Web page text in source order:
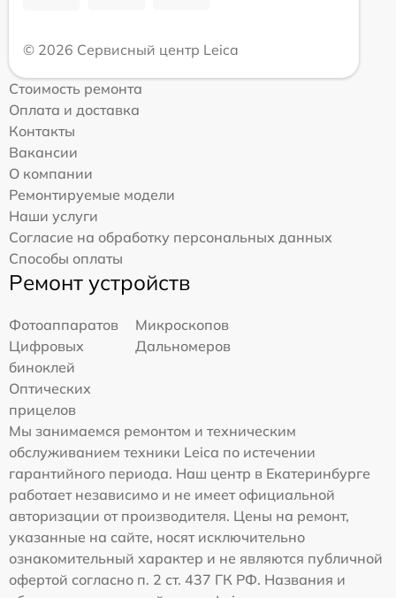
© 2026 Сервисный центр Leica
Стоимость ремонта
Оплата и доставка
Контакты
Вакансии
О компании
Ремонтируемые модели
Наши услуги
Согласие на обработку персональных данных
Способы оплаты
Ремонт устройств
Фотоаппаратов
Микроскопов
Цифровых
биноклей
Дальномеров
Оптических
прицелов
Мы занимаемся ремонтом и техническим
обслуживанием техники Leica по истечении
гарантийного периода. Наш центр в Екатеринбурге
работает независимо и не имеет официальной
авторизации от производителя. Цены на ремонт,
указанные на сайте, носят исключительно
ознакомительный характер и не являются публичной
офертой согласно п. 2 ст. 437 ГК РФ. Названия и